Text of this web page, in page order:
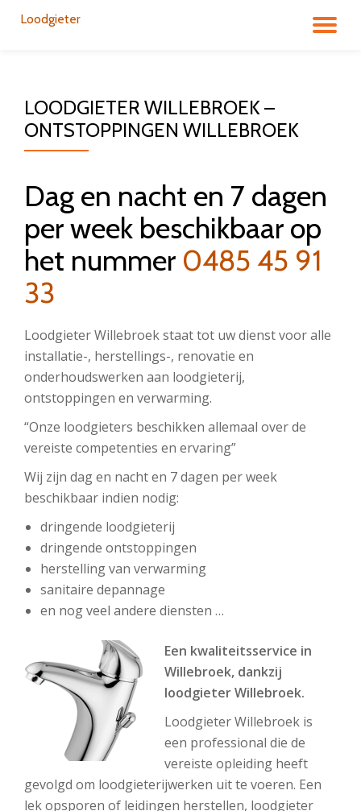
Loodgieter
LOODGIETER WILLEBROEK –
ONTSTOPPINGEN WILLEBROEK
Dag en nacht en 7 dagen
per week beschikbaar op
het nummer 0485 45 91
33
Loodgieter Willebroek staat tot uw dienst voor alle
installatie-, herstellings-, renovatie en
onderhoudswerken aan loodgieterij,
ontstoppingen en verwarming.
“Onze loodgieters beschikken allemaal over de
vereiste competenties en ervaring”
Wij zijn dag en nacht en 7 dagen per week
beschikbaar indien nodig:
dringende loodgieterij
dringende ontstoppingen
herstelling van verwarming
sanitaire depannage
en nog veel andere diensten …
Een kwaliteitsservice in
Willebroek, dankzij
loodgieter Willebroek.
Loodgieter Willebroek is
een professional die de
vereiste opleiding heeft
gevolgd om loodgieterijwerken uit te voeren. Een
lek opsporen of leidingen herstellen, loodgieter